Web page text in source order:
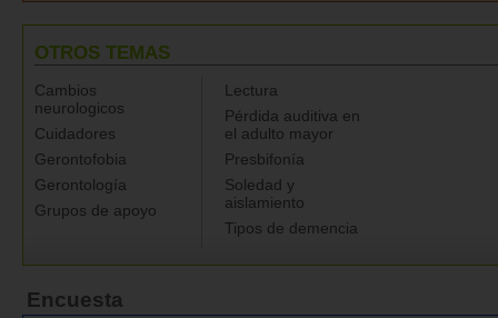
OTROS TEMAS
Cambios
neurologicos
Cuidadores
Gerontofobia
Gerontología
Grupos de apoyo
Lectura
Pérdida auditiva en
el adulto mayor
Presbifonía
Soledad y
aislamiento
Tipos de demencia
Encuesta